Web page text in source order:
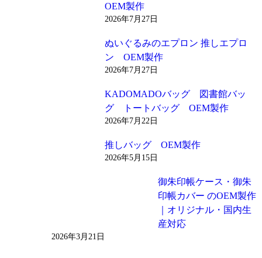
OEM製作
2026年7月27日
ぬいぐるみのエプロン 推しエプロ
ン OEM製作
2026年7月27日
KADOMADOバッグ 図書館バッ
グ トートバッグ OEM製作
2026年7月22日
推しバッグ OEM製作
2026年5月15日
御朱印帳ケース・御朱
印帳カバー のOEM製作
｜オリジナル・国内生
産対応
2026年3月21日